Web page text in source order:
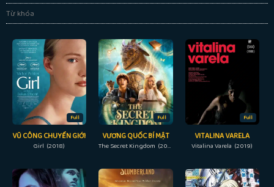
Từ khóa
Full
VŨ CÔNG CHUYỂN GIỚI
Girl (2018)
Full
VƯƠNG QUỐC BÍ MẬT
The Secret Kingdom (2017)
Full
VITALINA VARELA
Vitalina Varela (2019)